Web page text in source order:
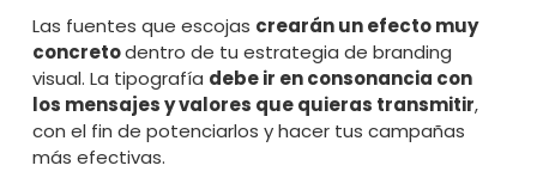
Las fuentes que escojas crearán un efecto muy
concretodentro de tu estrategia de branding
visual. La tipografía debe ir en consonancia con
los mensajes y valores que quieras transmitir,
con el fin de potenciarlos y hacer tus campañas
más efectivas.